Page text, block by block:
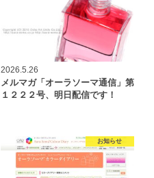
2026.5.26
メルマガ「オーラソーマ通信」第
１２２２号、明日配信です！
お知らせ